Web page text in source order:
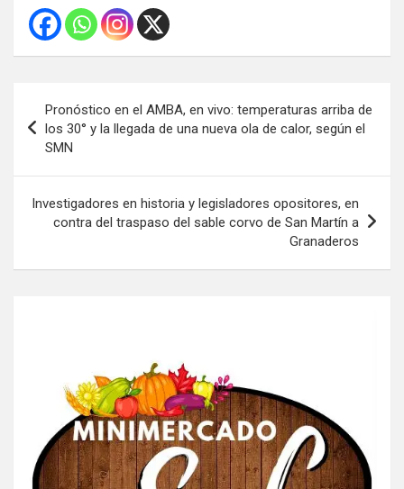
de
entradas
Pronóstico en el AMBA, en vivo: temperaturas arriba de
los 30° y la llegada de una nueva ola de calor, según el
SMN
Investigadores en historia y legisladores opositores, en
contra del traspaso del sable corvo de San Martín a
Granaderos